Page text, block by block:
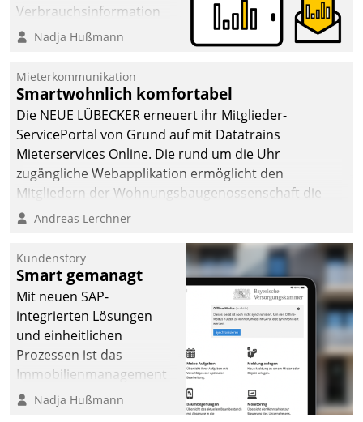
Verbrauchsinformation
schnell, zuverlässig und
Die monatlichen
Mitteilungen zum
Heizungs- und
Wasserverbrauch gehen
automatisiert, vollständig
und auf Wunsch über
mehrere zuvor
Kommunikationswege bei
Nadja Hußmann
Mieterkommunikation
Smartwohnlich komfortabel
Die NEUE LÜBECKER erneuert ihr Mitglieder-
ServicePortal von Grund auf mit Datatrains
Mieterservices Online. Die rund um die Uhr
zugängliche Webapplikation ermöglicht den
Mitgliedern der Wohnungs­bau­genossenschaft die
Kontaktaufnahme per Smartphone, Tablet oder PC.
Andreas Lerchner
Kundenstory
Smart gemanagt
Mit neuen SAP-
integrierten Lösungen
und einheitlichen
Prozessen ist das
Immobilienmanagement
der Bayerischen
Nadja Hußmann